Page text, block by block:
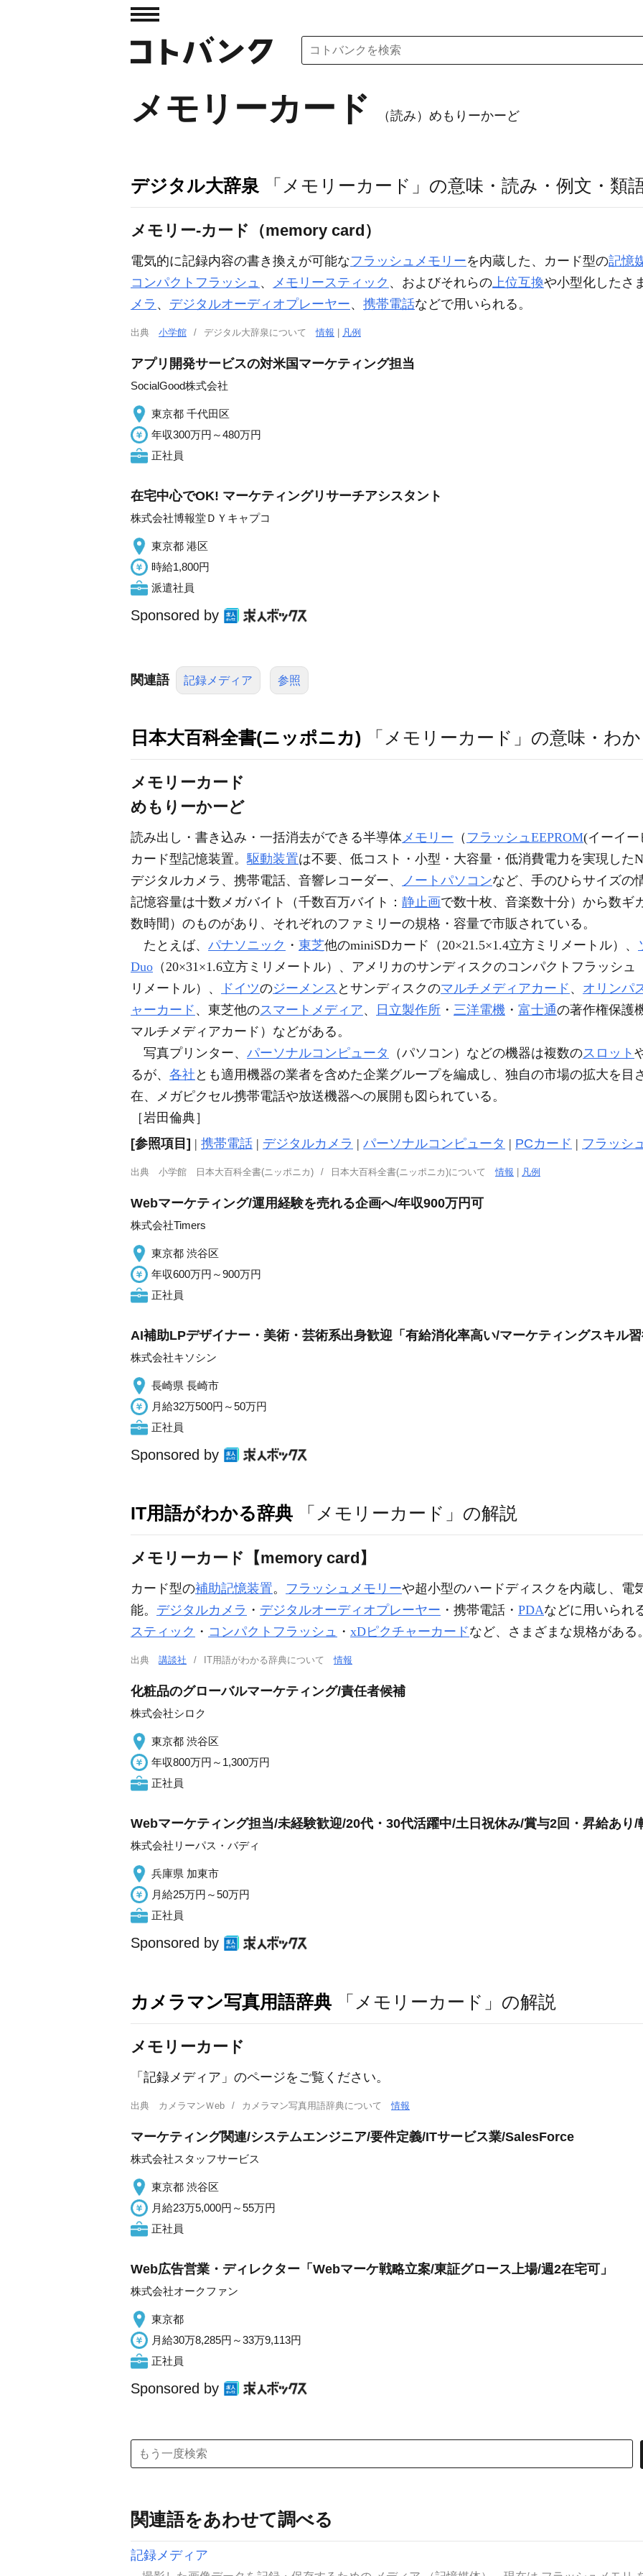
メモリーカード （読み）めもりーかーど
デジタル大辞泉 「メモリーカード」の意味・読み・例文・類
メモリー‐カード（memory card）
電気的に記録内容の書き換えが可能なフラッシュメモリーを内蔵した、カード型の記憶
コンパクトフラッシュ 、 メモリースティック 、およびそれらの上位互換や小型化したさ
メラ 、 デジタルオーディオプレーヤー、 携帯電話などで用いられる。
出典 小学館 デジタル大辞泉について情報 凡例
アプリ開発サービスの対米国マーケティング担当
SocialGood株式会社
東京都 千代田区
年収300万円～480万円
正社員
在宅中心でOK! マーケティングリサーチアシスタント
株式会社博報堂ＤＹキャプコ
東京都 港区
時給1,800円
派遣社員
Sponsored by
関連語 記録メディア 参照
日本大百科全書(ニッポニカ) 「メモリーカード」の意味・わ
メモリーカード
めもりーかーど
読み出し・書き込み・一括消去ができる半導体 メモリー （ フラッシュEEPROM(イーイー
カード型記憶装置。 駆動装置は不要、低コスト・小型・大容量・低消費電力を実現した
デジタルカメラ、携帯電話、音響レコーダー、
ノートパソコンなど、手のひらサイズの
記憶容量は十数メガバイト（千数百万バイト： 静止画で数十枚、音楽数十分）から数ギ
数時間）のものがあり、それぞれのファミリーの規格・容量で市販されている。
たとえば、 パナソニック ・ 東芝他のminiSDカード（20×21.5×1.4立方ミリメートル）、
Duo （20×31×1.6立方ミリメートル）、アメリカのサンディスクのコンパクトフラッシュ
リメートル）、
ドイツのジーメンス とサンディスクのマルチメディアカード 、 オリンパ
ャーカード 、東芝他のスマートメディア、 日立製作所 ・ 三洋電機 ・ 富士通の著作権保護
マルチメディアカード）などがある。
写真プリンター、 パーソナルコンピュータ （パソコン）などの機器は複数のスロット
るが、 各社 とも適用機器の業者を含めた企業グループを編成し、独自の市場の拡大を目
在、メガピクセル携帯電話や放送機器への展開も図られている。
［岩田倫典］
[参照項目] | 携帯電話 | デジタルカメラ | パーソナルコンピュータ | PCカード | フラッシ
出典 小学館 日本大百科全書(ニッポニカ) 日本大百科全書(ニッポニカ)について情報 | 凡例
Webマーケティング/運用経験を売れる企画へ/年収900万円可
株式会社Timers
東京都 渋谷区
年収600万円～900万円
正社員
AI補助LPデザイナー・美術・芸術系出身歓迎「有給消化率高い/マーケティングスキル
株式会社キソシン
長崎県 長崎市
月給32万500円～50万円
正社員
Sponsored by
IT用語がわかる辞典 「メモリーカード」の解説
メモリーカード【memory card】
カード型の補助記憶装置。 フラッシュメモリーや超小型のハードディスクを内蔵し、電
能。 デジタルカメラ ・ デジタルオーディオプレーヤー ・携帯電話・ PDAなどに用いられ
スティック ・ コンパクトフラッシュ ・ xDピクチャーカードなど、さまざまな規格がある。
出典 講談社 IT用語がわかる辞典について情報
化粧品のグローバルマーケティング/責任者候補
株式会社シロク
東京都 渋谷区
年収800万円～1,300万円
正社員
Webマーケティング担当/未経験歓迎/20代・30代活躍中/土日祝休み/賞与2回・昇給あり/
株式会社リーパス・バディ
兵庫県 加東市
月給25万円～50万円
正社員
Sponsored by
カメラマン写真用語辞典 「メモリーカード」の解説
メモリーカード
「記録メディア」のページをご覧ください。
出典 カメラマンＷeb カメラマン写真用語辞典について情報
マーケティング関連/システムエンジニア/要件定義/ITサービス業/SalesForce
株式会社スタッフサービス
東京都 渋谷区
月給23万5,000円～55万円
正社員
Web広告営業・ディレクター「Webマーケ戦略立案/東証グロース上場/週2在宅可」
株式会社オークファン
東京都
月給30万8,285円～33万9,113円
正社員
Sponsored by
関連語をあわせて調べる
記録メディア